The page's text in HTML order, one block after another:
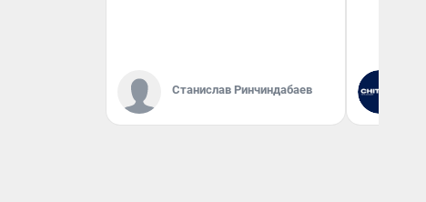
Станислав Ринчиндабаев